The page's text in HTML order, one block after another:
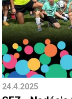
24.4.2025